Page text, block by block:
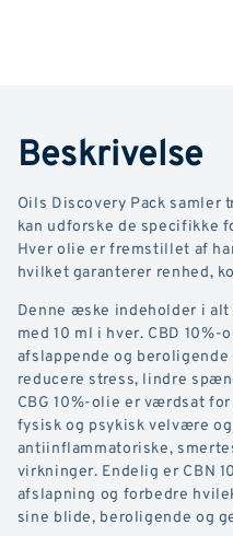
Beskrivelse
Oils Discovery Pack samler
kan udforske de specifikke
Hver olie er fremstillet af
hvilket garanterer renhed,
Denne æske indeholder i
med 10 ml i hver. CBD
afslappende og
reducere stress, lindre
CBG 10%-olie er værdsat
fysisk og psykisk velvære
antiinflammatoriske,
virkninger. Endelig er CBN
afslapning og forbedre
sine blide, beroligende og